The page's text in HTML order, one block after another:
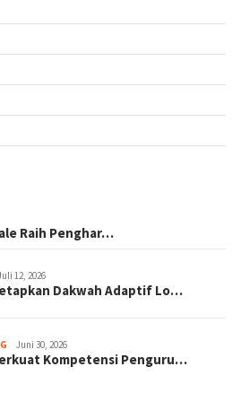
Raih Penghar…
12, 2026
Dakwah Adaptif Lo…
Juni 30, 2026
Kompetensi Penguru…